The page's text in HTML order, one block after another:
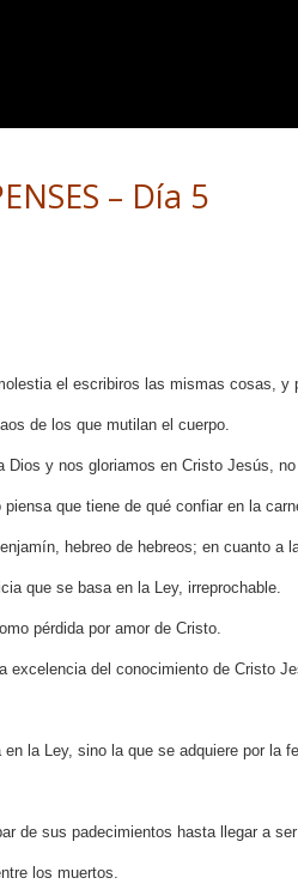
– Día 5
el escribiros las mismas cosas, y
de los que mutilan el cuerpo.
y nos gloriamos en Cristo Jesús,
que tiene de qué confiar en la
hebreo de hebreos; en cuanto a
que se basa en la Ley, irreprochable.
pérdida por amor de Cristo.
del conocimiento de Cristo
la Ley, sino la que se adquiere por la
de sus padecimientos hasta llegar a
los muertos.